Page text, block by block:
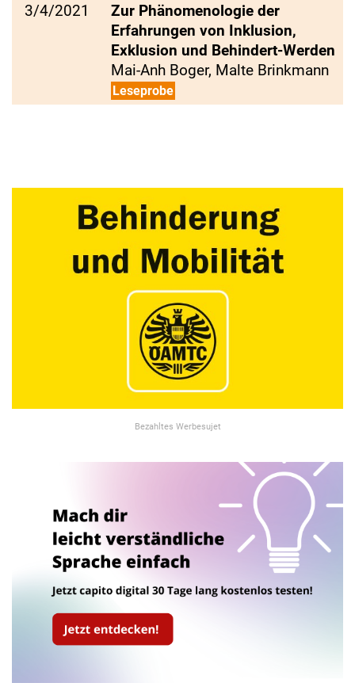
3/4/2021
Zur Phänomenologie der
Erfahrungen von Inklusion,
Exklusion und Behindert-Werden
Mai-Anh Boger, Malte Brinkmann
Leseprobe
Bezahltes Werbesujet